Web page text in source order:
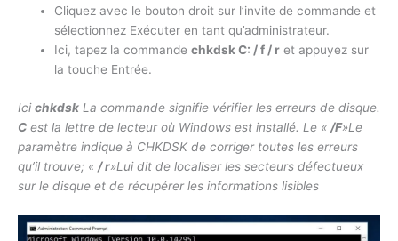
Cliquez avec le bouton droit sur l’invite de commande et
sélectionnez Exécuter en tant qu’administrateur.
Ici, tapez la commandechkdsk C: / f / r et appuyez sur
la touche Entrée.
Icichkdsk La commande signifie vérifier les erreurs de disque.
C est la lettre de lecteur où Windows est installé. Le « /F»Le
paramètre indique à CHKDSK de corriger toutes les erreurs
qu’il trouve; « / r»Lui dit de localiser les secteurs défectueux
sur le disque et de récupérer les informations lisibles